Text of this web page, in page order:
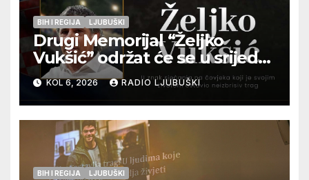
BIH I REGIJA LJUBUŠKI
Drugi Memorijal “Željko
Vukšić” održat će se u srijedu
12. kolovoza u Otoku
KOL 6, 2026 RADIO LJUBUŠKI
BIH I REGIJA LJUBUŠKI